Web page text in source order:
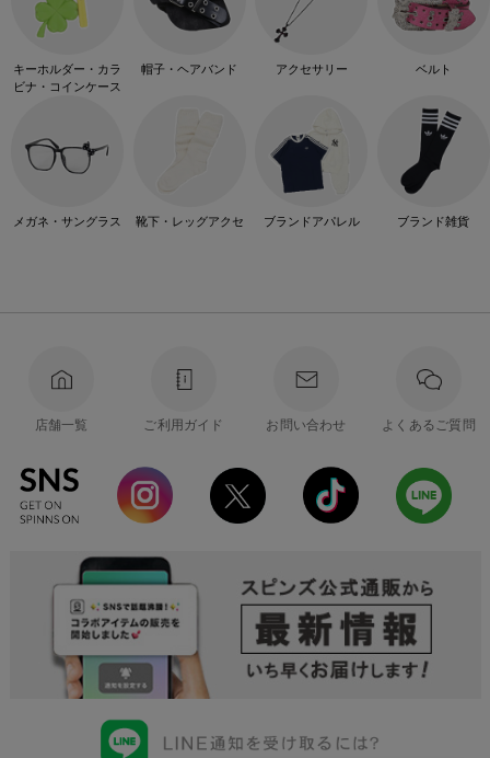
キーホルダー・カラ
ビナ・コインケース
帽子・ヘアバンド アクセサリー ベルト
メガネ・サングラス 靴下・レッグアクセ ブランドアパレル ブランド雑貨
店舗一覧 ご利用ガイド お問い合わせ よくあるご質問